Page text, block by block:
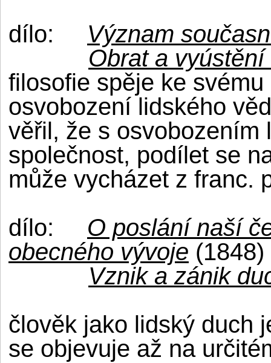
dílo:
Význam
Obrat a
filosofie spěje ke
osvobození lidského
věřil, že s osvobozením
společnost, podílet se
může vycházet z franc.
dílo:
O poslání naší
obecného vývoje (1848)
Vznik a zánik
člověk jako lidský duch
se objevuje až na